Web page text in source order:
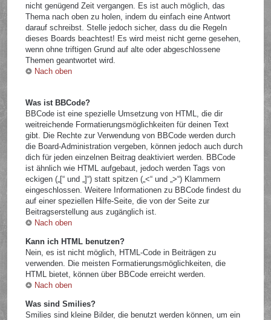
nicht genügend Zeit vergangen. Es ist auch möglich, das
Thema nach oben zu holen, indem du einfach eine Antwort
darauf schreibst. Stelle jedoch sicher, dass du die Regeln
dieses Boards beachtest! Es wird meist nicht gerne gesehen,
wenn ohne triftigen Grund auf alte oder abgeschlossene
Themen geantwortet wird.
Nach oben
Was ist BBCode?
BBCode ist eine spezielle Umsetzung von HTML, die dir
weitreichende Formatierungsmöglichkeiten für deinen Text
gibt. Die Rechte zur Verwendung von BBCode werden durch
die Board-Administration vergeben, können jedoch auch durch
dich für jeden einzelnen Beitrag deaktiviert werden. BBCode
ist ähnlich wie HTML aufgebaut, jedoch werden Tags von
eckigen („[“ und „]“) statt spitzen („<“ und „>“) Klammern
eingeschlossen. Weitere Informationen zu BBCode findest du
auf einer speziellen Hilfe-Seite, die von der Seite zur
Beitragserstellung aus zugänglich ist.
Nach oben
Kann ich HTML benutzen?
Nein, es ist nicht möglich, HTML-Code in Beiträgen zu
verwenden. Die meisten Formatierungsmöglichkeiten, die
HTML bietet, können über BBCode erreicht werden.
Nach oben
Was sind Smilies?
Smilies sind kleine Bilder, die benutzt werden können, um ein